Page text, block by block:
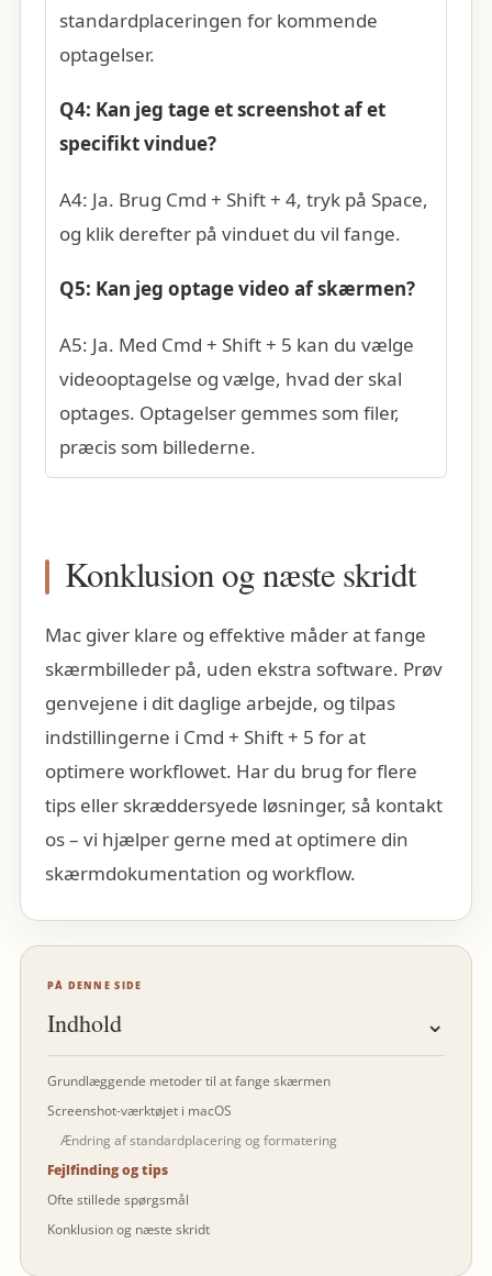
standardplaceringen for kommende
optagelser.
Q4: Kan jeg tage et screenshot af et
specifikt vindue?
A4: Ja. Brug Cmd + Shift + 4, tryk på Space,
og klik derefter på vinduet du vil fange.
Q5: Kan jeg optage video af skærmen?
A5: Ja. Med Cmd + Shift + 5 kan du vælge
videooptagelse og vælge, hvad der skal
optages. Optagelser gemmes som filer,
præcis som billederne.
Konklusion og næste skridt
Mac giver klare og effektive måder at fange
skærmbilleder på, uden ekstra software. Prøv
genvejene i dit daglige arbejde, og tilpas
indstillingerne i Cmd + Shift + 5 for at
optimere workflowet. Har du brug for flere
tips eller skræddersyede løsninger, så kontakt
os – vi hjælper gerne med at optimere din
skærmdokumentation og workflow.
PÅ DENNE SIDE
Indhold ⌄
Grundlæggende metoder til at fange skærmen
Screenshot-værktøjet i macOS
Ændring af standardplacering og formatering
Fejlfinding og tips
Ofte stillede spørgsmål
Konklusion og næste skridt